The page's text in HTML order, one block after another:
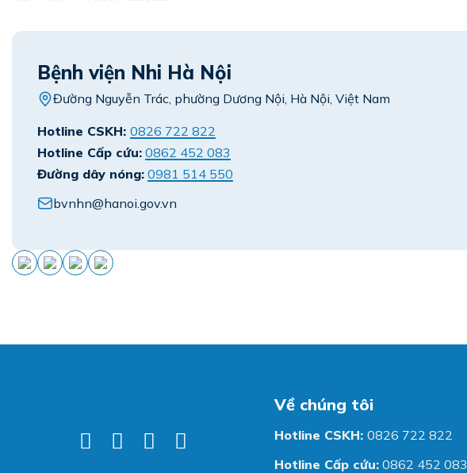
Bệnh viện Nhi Hà Nội
Đường Nguyễn Trác, phường Dương Nội, Hà Nội, Việt Nam
Hotline CSKH: 0826 722 822
Hotline Cấp cứu: 0862 452 083
Đường dây nóng: 0981 514 550
bvnhn@hanoi.gov.vn
Về chúng tôi
Hotline CSKH: 0826 722 822
Hotline Cấp cứu: 0862 452 083